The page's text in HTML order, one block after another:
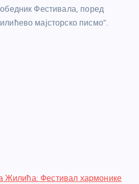
Фестивала, поред
мајсторско писмо”.
Жилића: Фестивал хармонике